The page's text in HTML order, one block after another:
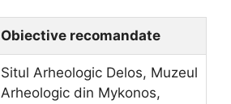
Obiective recomandate
Situl Arheologic Delos, Muzeul
Arheologic din Mykonos,